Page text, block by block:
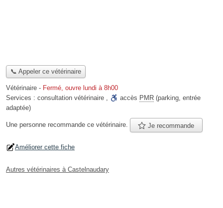
📞 Appeler ce vétérinaire
Vétérinaire - Fermé, ouvre lundi à 8h00
Services : consultation vétérinaire , accès PMR (parking, entrée
adaptée)
Une personne recommande ce vétérinaire. Je recommande
Améliorer cette fiche
Autres vétérinaires à Castelnaudary